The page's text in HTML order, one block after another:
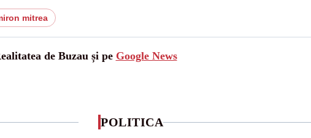
mitrea
de Buzau și pe Google News
POLITICA